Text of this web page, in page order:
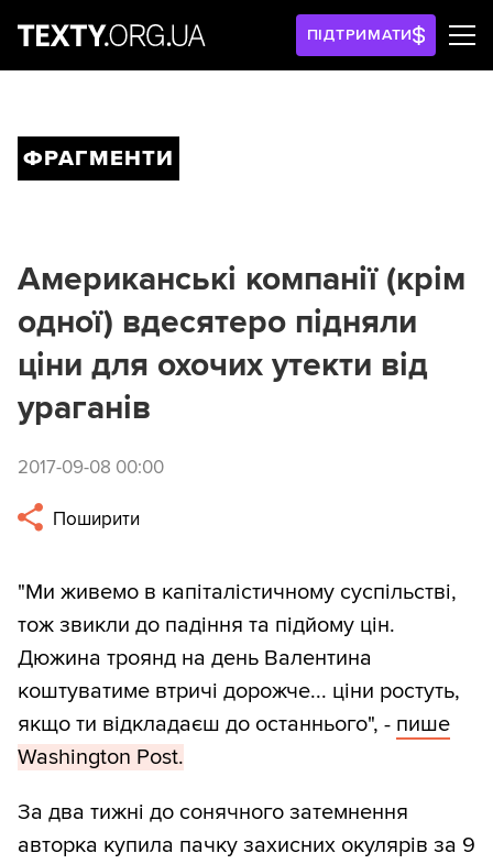
ПІДТРИМАТИ
ФРАГМЕНТИ
Американські компанії (крім
одної) вдесятеро підняли
ціни для охочих утекти від
ураганів
2017-09-08 00:00
Поширити
"Ми живемо в капіталістичному суспільстві,
тож звикли до падіння та підйому цін.
Дюжина троянд на день Валентина
коштуватиме втричі дорожче... ціни ростуть,
якщо ти відкладаєш до останнього", - пише
Washington Post.
За два тижні до сонячного затемнення
авторка купила пачку захисних окулярів за 9